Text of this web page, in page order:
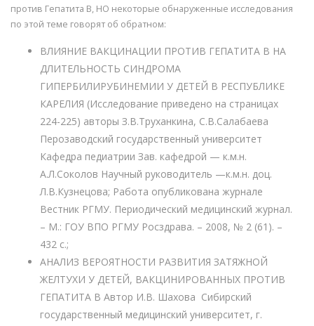
против Гепатита В, НО некоторые обнаруженные исследования
по этой теме говорят об обратном:
ВЛИЯНИЕ ВАКЦИНАЦИИ ПРОТИВ ГЕПАТИТА В НА
ДЛИТЕЛЬНОСТЬ СИНДРОМА
ГИПЕРБИЛИРУБИНЕМИИ У ДЕТЕЙ В РЕСПУБЛИКЕ
КАРЕЛИЯ (Исследование приведено на страницах
224-225) авторы З.В.Труханкина, С.В.Салабаева
Перозаводский государственный университет
Кафедра педиатрии Зав. кафедрой — к.м.н.
А.Л.Соколов Научный руководитель —к.м.н. доц.
Л.В.Кузнецова; Работа опубликована журнале
Вестник РГМУ. Периодический медицинский журнал.
– М.: ГОУ ВПО РГМУ Росздрава. – 2008, № 2 (61). –
432 с.;
АНАЛИЗ ВЕРОЯТНОСТИ РАЗВИТИЯ ЗАТЯЖНОЙ
ЖЕЛТУХИ У ДЕТЕЙ, ВАКЦИНИРОВАННЫХ ПРОТИВ
ГЕПАТИТА В Автор И.В. Шахова Сибирский
государственный медицинский университет, г.